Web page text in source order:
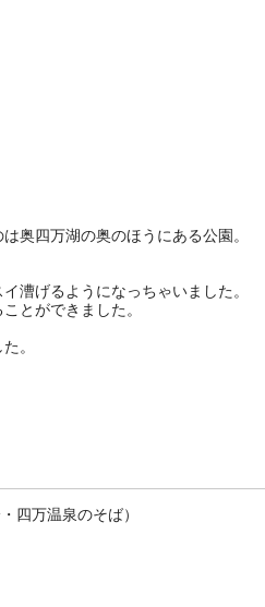
奥四万湖の奥のほうにある公園。
漕げるようになっちゃいました。
とができました。
。
四万温泉のそば）